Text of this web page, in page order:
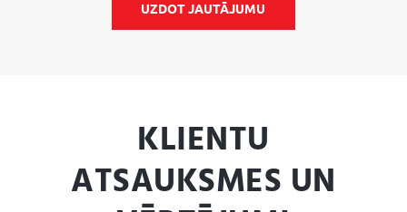
UZDOT JAUTĀJUMU
KLIENTU
ATSAUKSMES UN